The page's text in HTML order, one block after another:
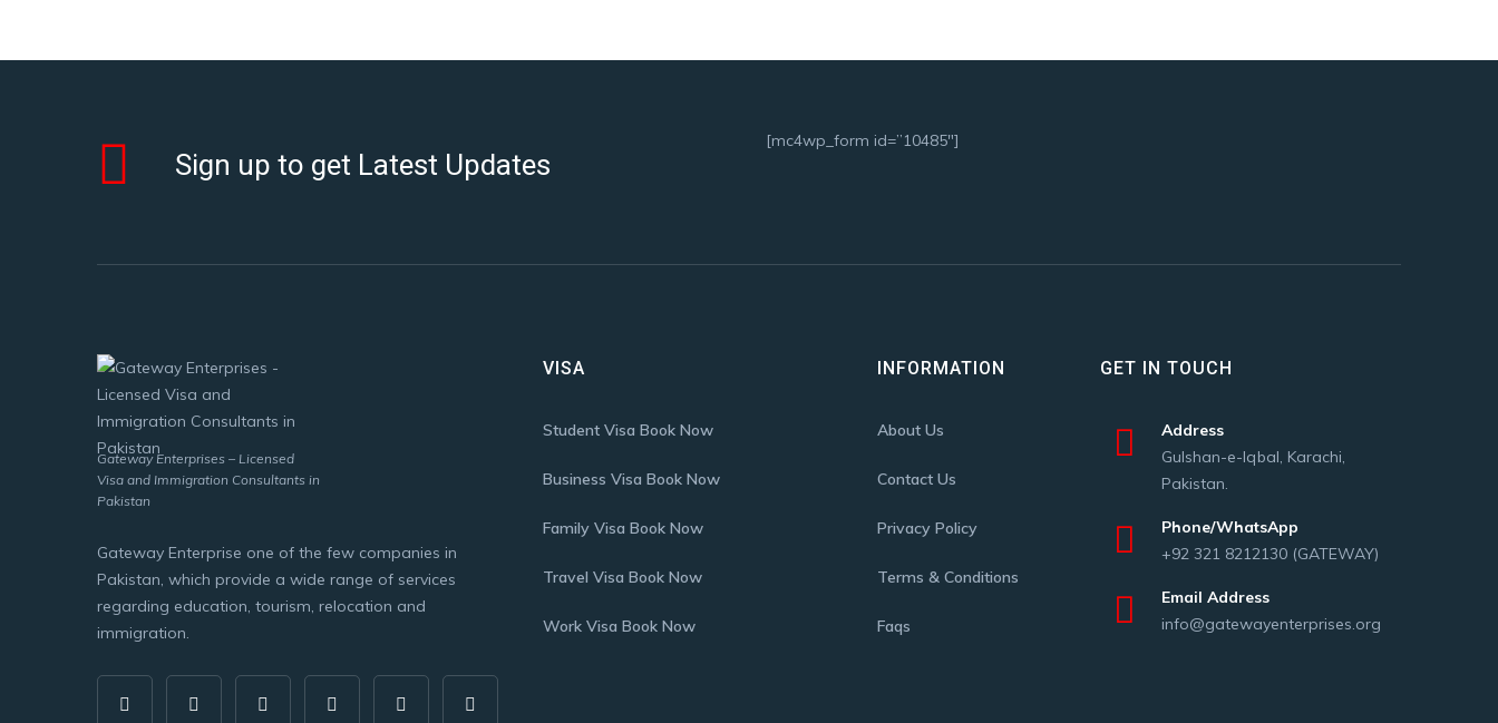
Sign up to get Latest Updates
[mc4wp_form id=”10485″]
Gateway Enterprises – Licensed
Visa and Immigration Consultants in
Pakistan
Gateway Enterprise one of the few companies in
Pakistan, which provide a wide range of services
regarding education, tourism, relocation and
immigration.
VISA
Student Visa Book Now
Business Visa Book Now
Family Visa Book Now
Travel Visa Book Now
Work Visa Book Now
INFORMATION
About Us
Contact Us
Privacy Policy
Terms & Conditions
Faqs
GET IN TOUCH
Address
Gulshan-e-Iqbal, Karachi,
Pakistan.
Phone/WhatsApp
+92 321 8212130 (GATEWAY)
Email Address
info@gatewayenterprises.org